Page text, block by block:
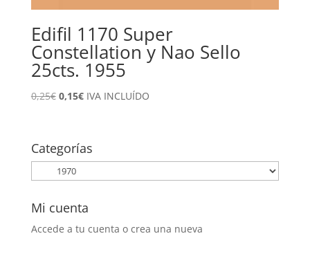
Edifil 1170 Super
Constellation y Nao Sello
25cts. 1955
0,25€ El
era:
0,25€.
0,15€El
es:
0,15€.
IVA INCLUÍDO
Categorías
Mi cuenta
Accede a tu cuenta o crea una nueva